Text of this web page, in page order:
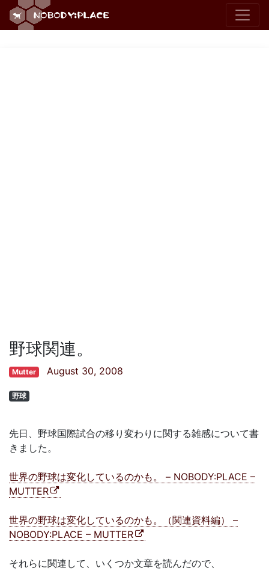
野球関連。
Mutter August 30, 2008
野球
先日、野球国際試合の移り変わりに関する雑感について書
きました。
世界の野球は変化しているのかも。 – NOBODY:PLACE –
MUTTER
世界の野球は変化しているのかも。（関連資料編） –
NOBODY:PLACE – MUTTER
それらに関連して、いくつか文章を読んだので、